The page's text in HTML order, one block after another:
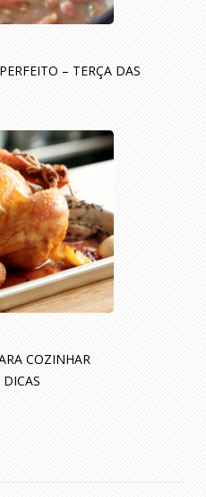
– TERÇA DAS
COZINHAR